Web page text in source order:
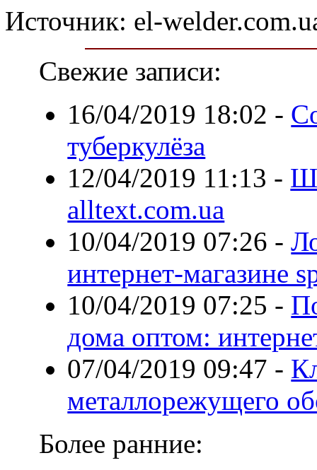
Источник: el-
Свежие записи:
16/04/2019 18:02 -
туберкулёза
12/04/2019 11:13 -
alltext.com.ua
10/04/2019 07:26 -
интернет-магазине
10/04/2019 07:25 -
дома оптом:
07/04/2019 09:47 -
металлорежущего
Более ранние: